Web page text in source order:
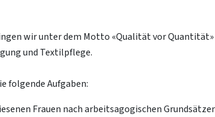
wir unter dem Motto «Qualität vor Quantität»
und Textilpflege.
folgende Aufgaben:
Frauen nach arbeitsagogischen